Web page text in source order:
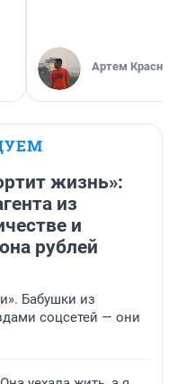
Артем Краснов
жизнь»:
из
и
рублей
Бабушки из
соцсетей — они